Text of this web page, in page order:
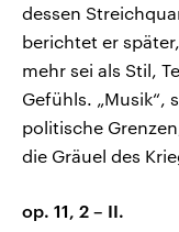
dessen
berichtet er
mehr sei als Stil,
Gefühls. „Musik“,
politische
die Gräuel des
op. 11, 2 – II.